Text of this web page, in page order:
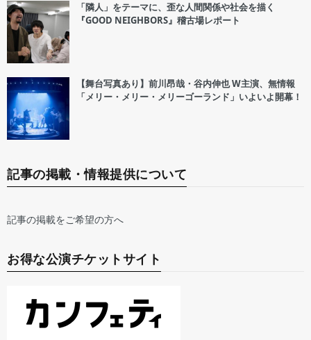
「隣人」をテーマに、歪な人間関係や社会を描く
『GOOD NEIGHBORS』稽古場レポート
【舞台写真あり】前川昂哉・谷内伸也 W主演、無情報
「メリー・メリー・メリーゴーランド」いよいよ開幕！
記事の掲載・情報提供について
記事の掲載をご希望の方へ
お得な公演チケットサイト